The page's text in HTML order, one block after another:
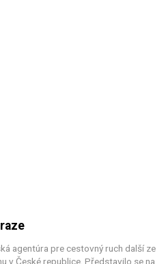
agentúra pre cestovný ruch další ze
v České republice. Představilo se na